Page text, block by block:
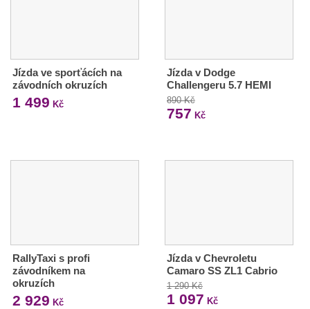
Jízda ve sporťácích na
závodních okruzích
1 499 Kč
Jízda v Dodge
Challengeru 5.7 HEMI
890 Kč
757 Kč
RallyTaxi s profi
závodníkem na
okruzích
2 929 Kč
Jízda v Chevroletu
Camaro SS ZL1 Cabrio
1 290 Kč
1 097 Kč